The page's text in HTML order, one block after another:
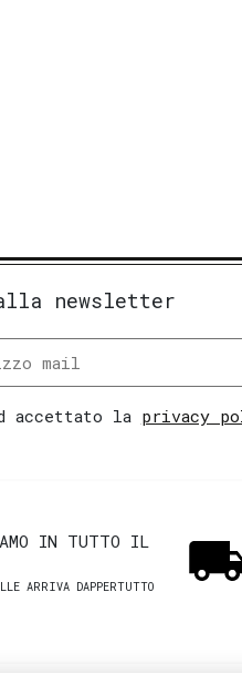
newsletter
accettato la privacy
IN TUTTO IL
ARRIVA DAPPERTUTTO